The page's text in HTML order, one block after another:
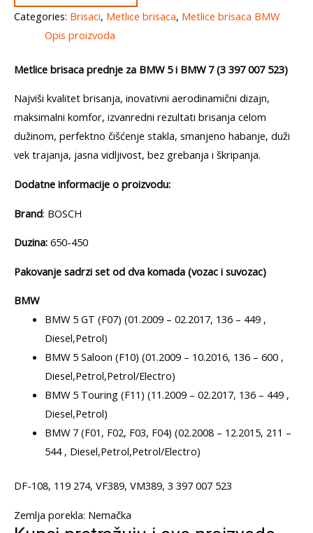
BOSCH
Aerotwin
650/450mm
BMW
i
BMW
7
(3
397
523)
Categories: Brisaci, Metlice brisaca, Metlice brisaca BMW
Opis proizvoda
Metlice brisaca prednje za BMW 5 i BMW 7 (3 397 007 523)
Najviši kvalitet brisanja, inovativni aerodinamični dizajn,
maksimalni komfor, izvanredni rezultati brisanja celom
dužinom, perfektno čišćenje stakla, smanjeno habanje, duži
vek trajanja, jasna vidljivost, bez grebanja i škripanja.
Dodatne informacije o proizvodu:
Brand: BOSCH
Duzina: 650-450
Pakovanje sadrzi set od dva komada (vozac i suvozac)
BMW
BMW 5 GT (F07) (01.2009 – 02.2017, 136 – 449 ,
Diesel,Petrol)
BMW 5 Saloon (F10) (01.2009 – 10.2016, 136 – 600 ,
Diesel,Petrol,Petrol/Electro)
BMW 5 Touring (F11) (11.2009 – 02.2017, 136 – 449 ,
Diesel,Petrol)
BMW 7 (F01, F02, F03, F04) (02.2008 – 12.2015, 211 –
544 , Diesel,Petrol,Petrol/Electro)
DF-108, 119 274, VF389, VM389, 3 397 007 523
Zemlja porekla: Nemačka